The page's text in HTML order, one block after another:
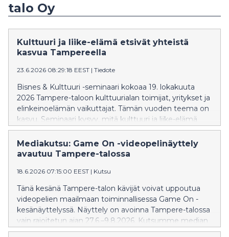
talo Oy
Kulttuuri ja liike-elämä etsivät yhteistä
kasvua Tampereella
23.6.2026 08:29:18 EEST | Tiedote
Bisnes & Kulttuuri -seminaari kokoaa 19. lokakuuta
2026 Tampere-taloon kulttuurialan toimijat, yritykset ja
elinkeinoelämän vaikuttajat. Tämän vuoden teema on
kasvu. Seminaari kysyy, mitä kulttuuri ja liike-elämä
voivat rakentaa yhdessä.
Mediakutsu: Game On -videopelinäyttely
avautuu Tampere-talossa
18.6.2026 07:15:00 EEST | Kutsu
Tänä kesänä Tampere-talon kävijät voivat uppoutua
videopelien maailmaan toiminnallisessa Game On -
kesänäyttelyssä. Näyttely on avoinna Tampere-talossa
vain rajoitetun ajan 27.6.–9.8.2026. Kutsumme median
edustajia tutustumaan näyttelyyn ennakkoon